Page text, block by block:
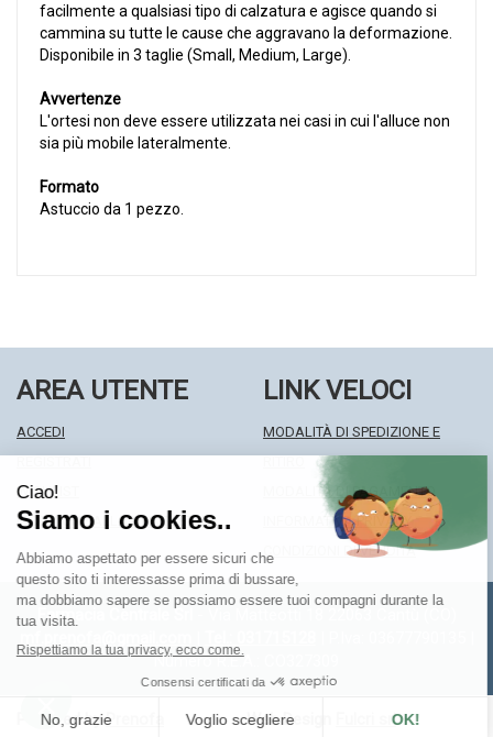
facilmente a qualsiasi tipo di calzatura e agisce quando si
cammina su tutte le cause che aggravano la deformazione.
Disponibile in 3 taglie (Small, Medium, Large).
Avvertenze
L'ortesi non deve essere utilizzata nei casi in cui l'alluce non
sia più mobile lateralmente.
Formato
Astuccio da 1 pezzo.
AREA UTENTE
ACCEDI
WISHLIST
ISCRIZIONE ALLA NEWSLETTER
LINK VELOCI
MODALITÀ DI SPEDIZIONE E
MODALITÀ DI PAGAMENTO
INFORMATIVA PRIVACY
CONDIZIONI DI VENDITA
Farmacia Centrale Srl
Numero R.E.A.: CO327309
Powered byPrenofa Web Design Fulcri srl